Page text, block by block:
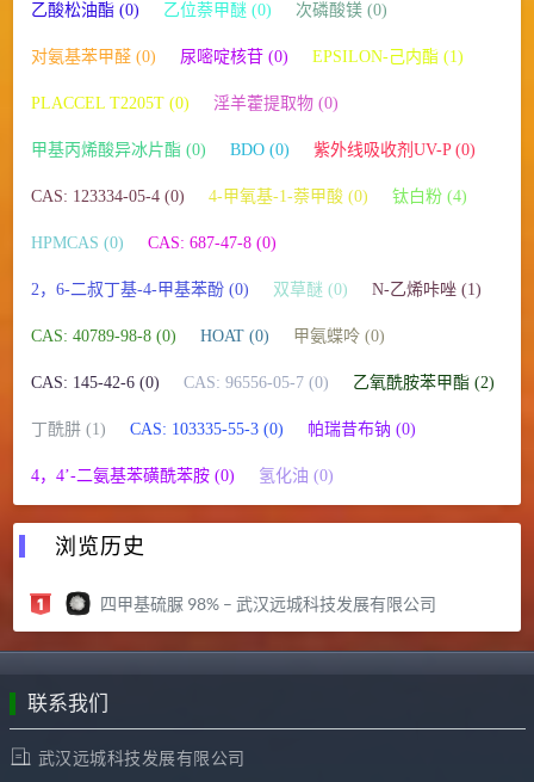
乙酸松油酯 (0) 乙位萘甲醚 (0) 次磷酸镁 (0)
对氨基苯甲醛 (0) 尿嘧啶核苷 (0) EPSILON-己内酯 (1)
PLACCEL T2205T (0) 淫羊藿提取物 (0)
甲基丙烯酸异冰片酯 (0) BDO (0) 紫外线吸收剂UV-P (0)
CAS: 123334-05-4 (0) 4-甲氧基-1-萘甲酸 (0) 钛白粉 (4)
HPMCAS (0) CAS: 687-47-8 (0)
2，6-二叔丁基-4-甲基苯酚 (0) 双草醚 (0) N-乙烯咔唑 (1)
CAS: 40789-98-8 (0) HOAT (0) 甲氨蝶呤 (0)
CAS: 145-42-6 (0) CAS: 96556-05-7 (0) 乙氧酰胺苯甲酯 (2)
丁酰肼 (1) CAS: 103335-55-3 (0) 帕瑞昔布钠 (0)
4，4’-二氨基苯磺酰苯胺 (0) 氢化油 (0)
浏览历史
四甲基硫脲 98% – 武汉远城科技发展有限公司
联系我们
武汉远城科技发展有限公司